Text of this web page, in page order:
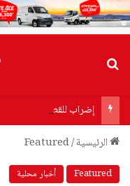
إضراب للقطاع العام
الرئيسية/
Featured
Featured أخبار محلية